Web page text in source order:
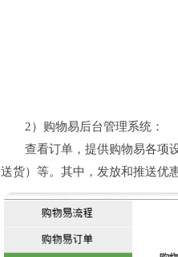
2）购物易后台管理系统：
查看订单，提供购物易各项设
送货）等。其中，发放和推送优